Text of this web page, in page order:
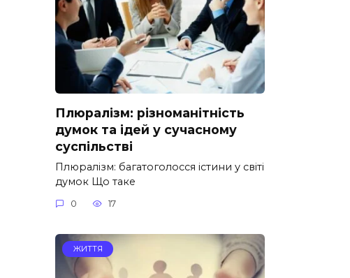
Плюралізм: різноманітність
думок та ідей у сучасному
суспільстві
Плюралізм: багатоголосся істини у світі
думок Що таке
0 17
ЖИТТЯ